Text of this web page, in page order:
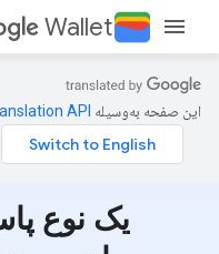
Wallet
این صفحه به‌وسیله
یک نوع